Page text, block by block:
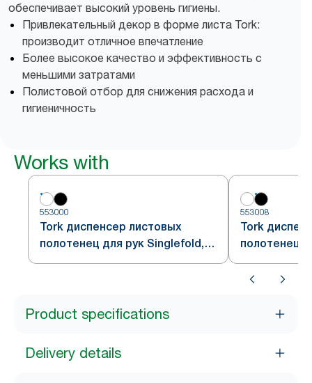
обеспечивает высокий уровень гигиены.
Привлекательный декор в форме листа Tork:
производит отличное впечатление
Более высокое качество и эффективность с
меньшими затратами
Полистовой отбор для снижения расхода и
гигиеничность
Works with
553000
Tork диспенсер листовых
полотенец для рук Singlefold,
белый, система H3
553008
Tork
полотенец
черный,
Product specifications
Delivery details